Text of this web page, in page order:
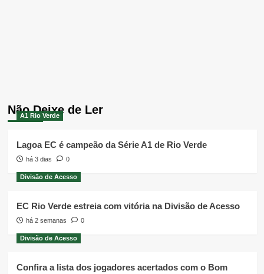
Não Deixe de Ler
A1 Rio Verde
Lagoa EC é campeão da Série A1 de Rio Verde
há 3 dias 0
Divisão de Acesso
EC Rio Verde estreia com vitória na Divisão de Acesso
há 2 semanas 0
Divisão de Acesso
Confira a lista dos jogadores acertados com o Bom